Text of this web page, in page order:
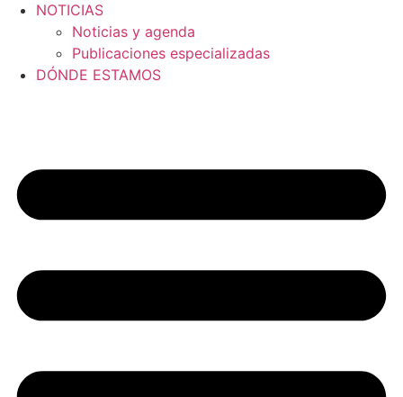
NOTICIAS
Noticias y agenda
Publicaciones especializadas
DÓNDE ESTAMOS